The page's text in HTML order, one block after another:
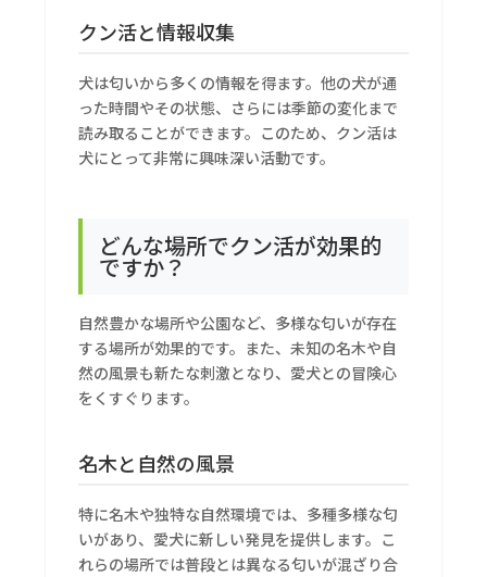
クン活と情報収集
犬は匂いから多くの情報を得ます。他の犬が通
った時間やその状態、さらには季節の変化まで
読み取ることができます。このため、クン活は
犬にとって非常に興味深い活動です。
どんな場所でクン活が効果的
ですか？
自然豊かな場所や公園など、多様な匂いが存在
する場所が効果的です。また、未知の名木や自
然の風景も新たな刺激となり、愛犬との冒険心
をくすぐります。
名木と自然の風景
特に名木や独特な自然環境では、多種多様な匂
いがあり、愛犬に新しい発見を提供します。こ
れらの場所では普段とは異なる匂いが混ざり合